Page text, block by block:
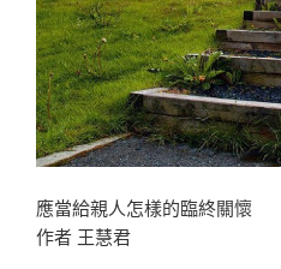
應當給親人怎樣的臨終關懷
作者 王慧君